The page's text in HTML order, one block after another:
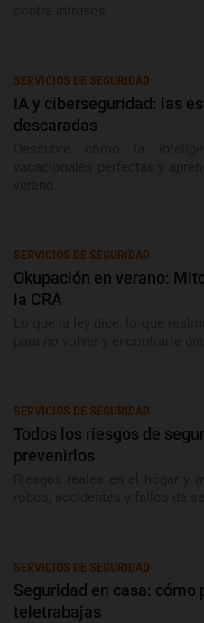
SERVICIOS DE SEGURIDAD
IA y ciberseguridad: las
descaradas
SERVICIOS DE SEGURIDAD
Okupación en verano:
la CRA
SERVICIOS DE SEGURIDAD
Todos los riesgos de
prevenirlos
SERVICIOS DE SEGURIDAD
Seguridad en casa: cómo
teletrabajas